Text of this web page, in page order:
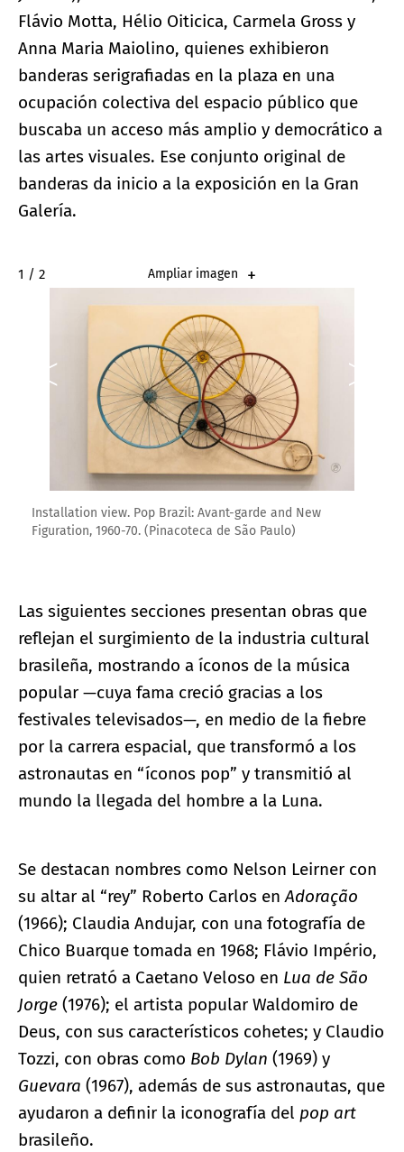
Flávio Motta, Hélio Oiticica, Carmela Gross y
Anna Maria Maiolino, quienes exhibieron
banderas serigrafiadas en la plaza en una
ocupación colectiva del espacio público que
buscaba un acceso más amplio y democrático a
las artes visuales. Ese conjunto original de
banderas da inicio a la exposición en la Gran
Galería.
2 / 2 Ampliar imagen
Installation view. Pop Brazil: Avant-garde and New
Figuration, 1960-70. (Pinacoteca de São Paulo)
Las siguientes secciones presentan obras que
reflejan el surgimiento de la industria cultural
brasileña, mostrando a íconos de la música
popular —cuya fama creció gracias a los
festivales televisados—, en medio de la fiebre
por la carrera espacial, que transformó a los
astronautas en “íconos pop” y transmitió al
mundo la llegada del hombre a la Luna.
Se destacan nombres como Nelson Leirner con
su altar al “rey” Roberto Carlos enAdoração
(1966); Claudia Andujar, con una fotografía de
Chico Buarque tomada en 1968; Flávio Império,
quien retrató a Caetano Veloso en Lua de São
Jorge (1976); el artista popular Waldomiro de
Deus, con sus característicos cohetes; y Claudio
Tozzi, con obras como Bob Dylan (1969) y
Guevara (1967), además de sus astronautas, que
ayudaron a definir la iconografía del pop art
brasileño.